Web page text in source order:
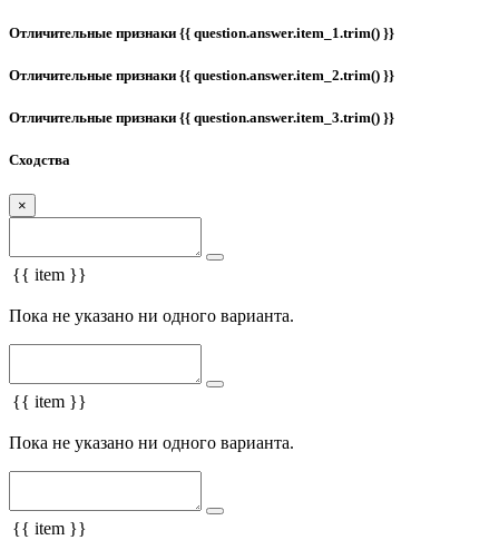
Отличительные признаки {{ question.answer.item_1.trim() }}
Отличительные признаки {{ question.answer.item_2.trim() }}
Отличительные признаки {{ question.answer.item_3.trim() }}
Сходства
×
{{ item }}
Пока не указано ни одного варианта.
{{ item }}
Пока не указано ни одного варианта.
{{ item }}